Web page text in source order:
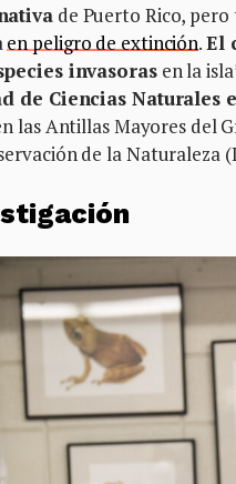
de Puerto Rico, pero
en peligro de extinción.El
invasorasen la
de Ciencias Naturales
las Antillas Mayores del
de la Naturaleza